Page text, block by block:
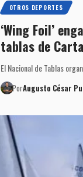
OTROS DEPORTES
‘Wing Foil’
tablas de
El Nacional de Tablas
PorAugusto César